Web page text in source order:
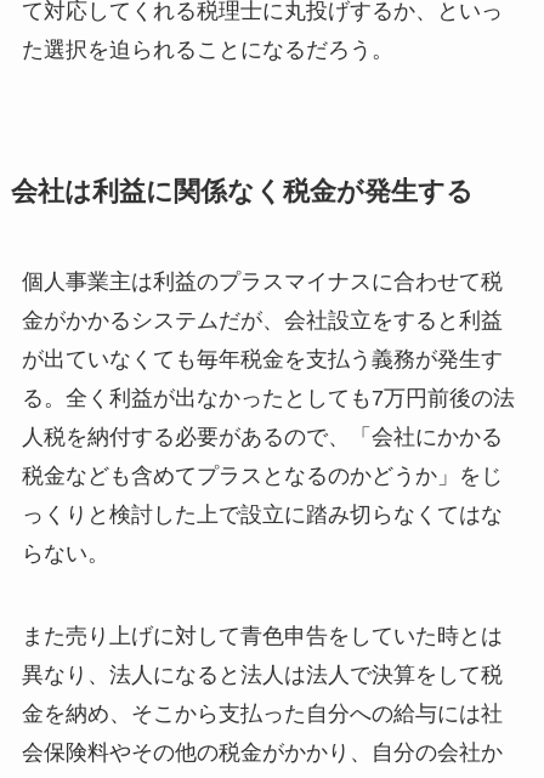
て対応してくれる税理士に丸投げするか、といっ
た選択を迫られることになるだろう。
会社は利益に関係なく税金が発生する
個人事業主は利益のプラスマイナスに合わせて税
金がかかるシステムだが、会社設立をすると利益
が出ていなくても毎年税金を支払う義務が発生す
る。全く利益が出なかったとしても7万円前後の法
人税を納付する必要があるので、「会社にかかる
税金なども含めてプラスとなるのかどうか」をじ
っくりと検討した上で設立に踏み切らなくてはな
らない。
また売り上げに対して青色申告をしていた時とは
異なり、法人になると法人は法人で決算をして税
金を納め、そこから支払った自分への給与には社
会保険料やその他の税金がかかり、自分の会社か